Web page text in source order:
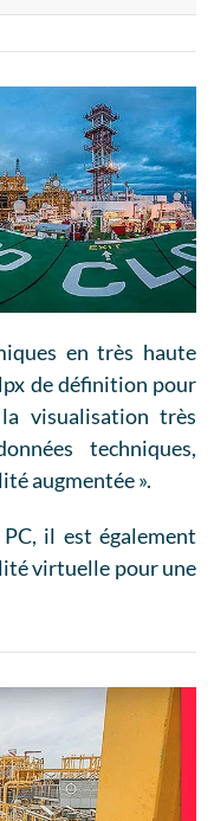
en très haute
de définition pour
visualisation très
techniques,
augmentée ».
il est également
virtuelle pour une